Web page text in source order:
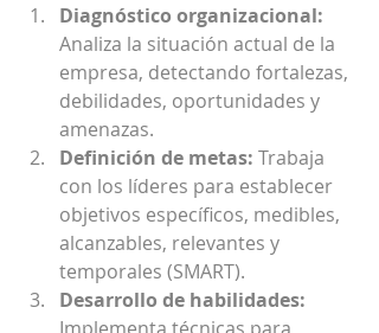
Diagnóstico organizacional:
Analiza la situación actual de la
empresa, detectando fortalezas,
debilidades, oportunidades y
amenazas.
Definición de metas: Trabaja
con los líderes para establecer
objetivos específicos, medibles,
alcanzables, relevantes y
temporales (SMART).
Desarrollo de habilidades: